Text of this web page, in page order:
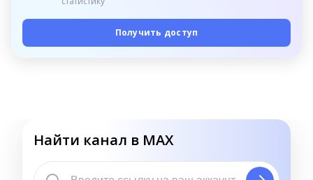
Получить доступ
Найти канал в MAX